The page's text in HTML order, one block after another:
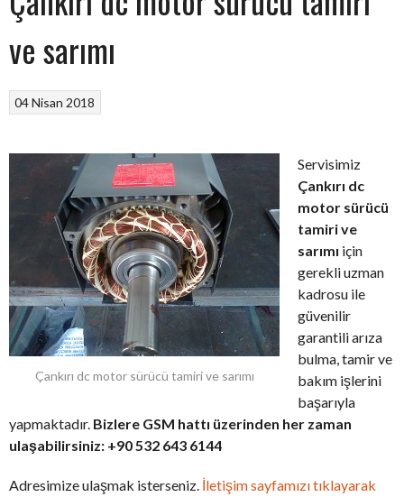
ve sarımı
04 Nisan 2018
Çankırı dc motor sürücü tamiri ve sarımı
Servisimiz
Çankırı dc
motor sürücü
tamiri ve
sarımı için
gerekli uzman
kadrosu ile
güvenilir
garantili arıza
bulma, tamir ve
bakım işlerini
başarıyla
yapmaktadır. Bizlere GSM hattı üzerinden her zaman
ulaşabilirsiniz: +90 532 643 6144
Adresimize ulaşmak isterseniz. İletişim sayfamızı tıklayarak